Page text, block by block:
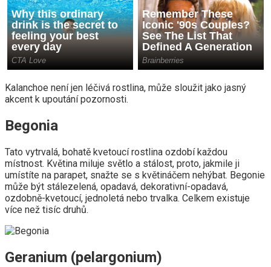
Kalanchoe není jen léčivá rostlina, může sloužit jako jasný
akcent k upoutání pozornosti.
Begonia
Tato vytrvalá, bohatě kvetoucí rostlina ozdobí každou
místnost. Květina miluje světlo a stálost, proto, jakmile ji
umístíte na parapet, snažte se s květináčem nehýbat. Begonie
může být stálezelená, opadavá, dekorativní-opadavá,
ozdobně-kvetoucí, jednoletá nebo trvalka. Celkem existuje
více než tisíc druhů.
Geranium (pelargonium)